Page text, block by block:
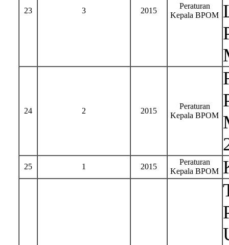
23 3 2015
Peraturan
Kepala BPOM
24 2 2015
Peraturan
Kepala BPOM
25 1 2015
Peraturan
Kepala BPOM